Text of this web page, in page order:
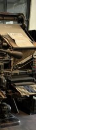
2026
:
Pays-
Bas,
Espagne,
Irlande
et
Slovénie
rejettent
la
présence